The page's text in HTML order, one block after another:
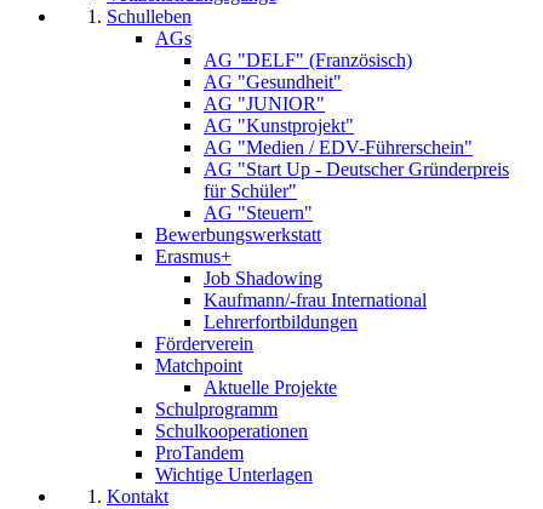
Schulleben
AGs
AG "DELF" (Französisch)
AG "Gesundheit"
AG "JUNIOR"
AG "Kunstprojekt"
AG "Medien / EDV-Führerschein"
AG "Start Up - Deutscher Gründerpreis
für Schüler"
AG "Steuern"
Bewerbungswerkstatt
Erasmus+
Job Shadowing
Kaufmann/-frau International
Lehrerfortbildungen
Förderverein
Matchpoint
Aktuelle Projekte
Schulprogramm
Schulkooperationen
ProTandem
Wichtige Unterlagen
Kontakt